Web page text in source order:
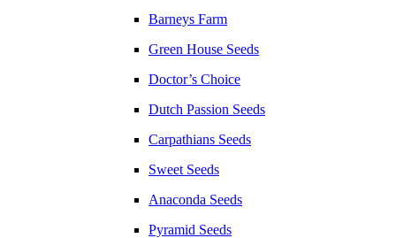
Barneys Farm
Green House Seeds
Doctor’s Choice
Dutch Passion Seeds
Carpathians Seeds
Sweet Seeds
Anaconda Seeds
Pyramid Seeds